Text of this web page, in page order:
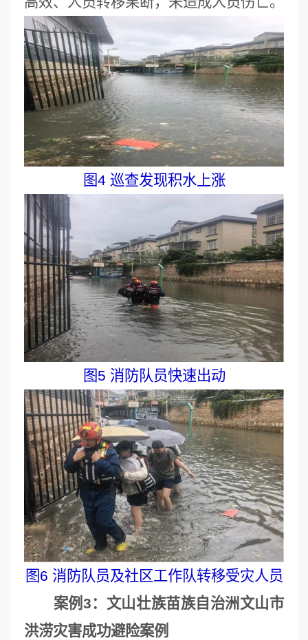
图4 巡查发现积水上涨
图5 消防队员快速出动
图6 消防队员及社区工作队转移受灾人员
案例3：文山壮族苗族自治洲文山市
洪涝灾害成功避险案例